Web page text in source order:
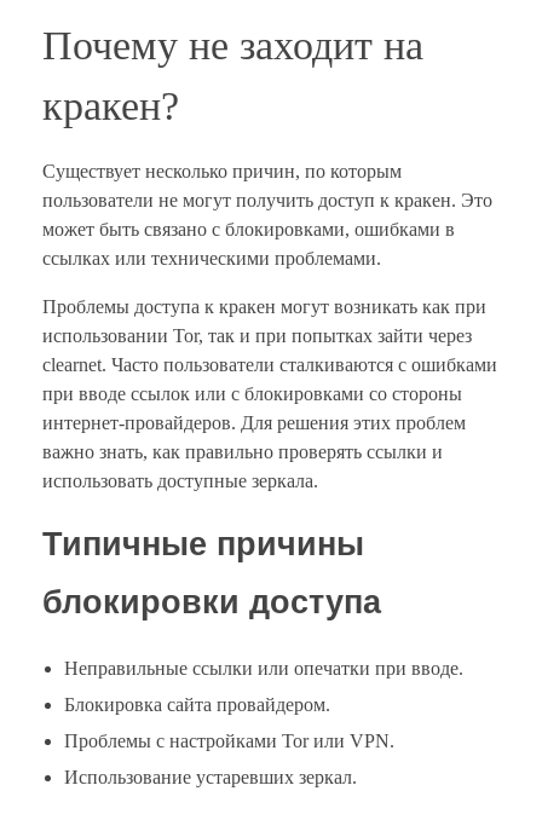
Почему не заходит на
кракен?
Существует несколько причин, по которым
пользователи не могут получить доступ к кракен. Это
может быть связано с блокировками, ошибками в
ссылках или техническими проблемами.
Проблемы доступа к кракен могут возникать как при
использовании Tor, так и при попытках зайти через
clearnet. Часто пользователи сталкиваются с ошибками
при вводе ссылок или с блокировками со стороны
интернет-провайдеров. Для решения этих проблем
важно знать, как правильно проверять ссылки и
использовать доступные зеркала.
Типичные причины
блокировки доступа
Неправильные ссылки или опечатки при вводе.
Блокировка сайта провайдером.
Проблемы с настройками Tor или VPN.
Использование устаревших зеркал.